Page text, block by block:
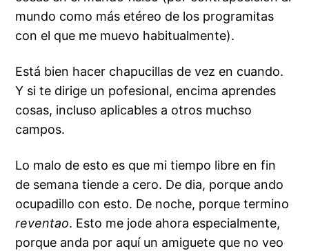
mundo como más etéreo de los programitas
con el que me muevo habitualmente).
Está bien hacer chapucillas de vez en cuando.
Y si te dirige un pofesional, encima aprendes
cosas, incluso aplicables a otros muchso
campos.
Lo malo de esto es que mi tiempo libre en fin
de semana tiende a cero. De dia, porque ando
ocupadillo con esto. De noche, porque termino
reventao. Esto me jode ahora especialmente,
porque anda por aquí un amiguete que no veo